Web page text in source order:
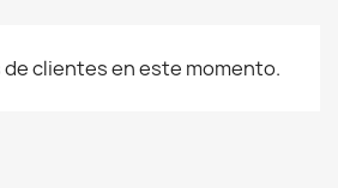
de clientes en este momento.